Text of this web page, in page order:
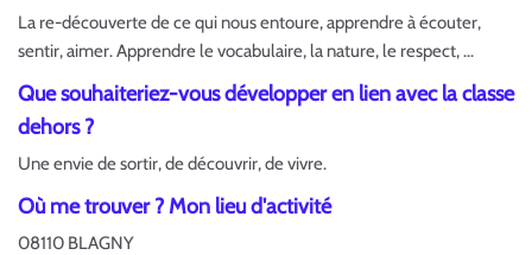
La re-découverte de ce qui nous entoure, apprendre à écouter,
sentir, aimer. Apprendre le vocabulaire, la nature, le respect, ...
Que souhaiteriez-vous développer en lien avec la classe
dehors ?
Une envie de sortir, de découvrir, de vivre.
Où me trouver ? Mon lieu d'activité
08110 BLAGNY